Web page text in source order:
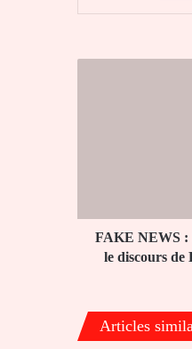
le
discours
Faye
à
FAKE NEWS :
le discours de
Articles